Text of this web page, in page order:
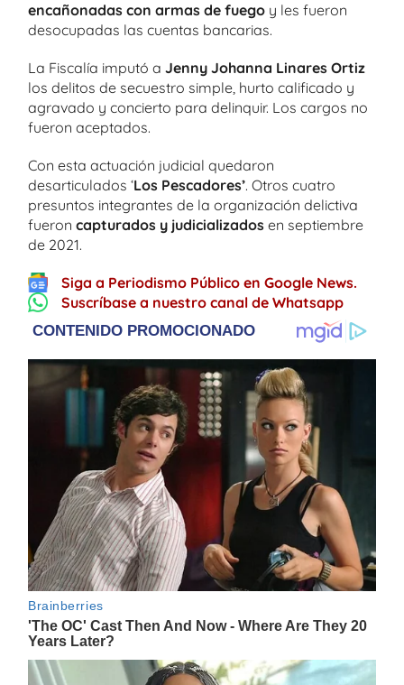
encañonadas con armas de fuego y les fueron
desocupadas las cuentas bancarias.
La Fiscalía imputó a Jenny Johanna Linares Ortiz
los delitos de secuestro simple, hurto calificado y
agravado y concierto para delinquir. Los cargos no
fueron aceptados.
Con esta actuación judicial quedaron
desarticulados ‘Los Pescadores’. Otros cuatro
presuntos integrantes de la organización delictiva
fueron capturados y judicializados en septiembre
de 2021.
Siga a Periodismo Público en Google News.
Suscríbase a nuestro canal de Whatsapp